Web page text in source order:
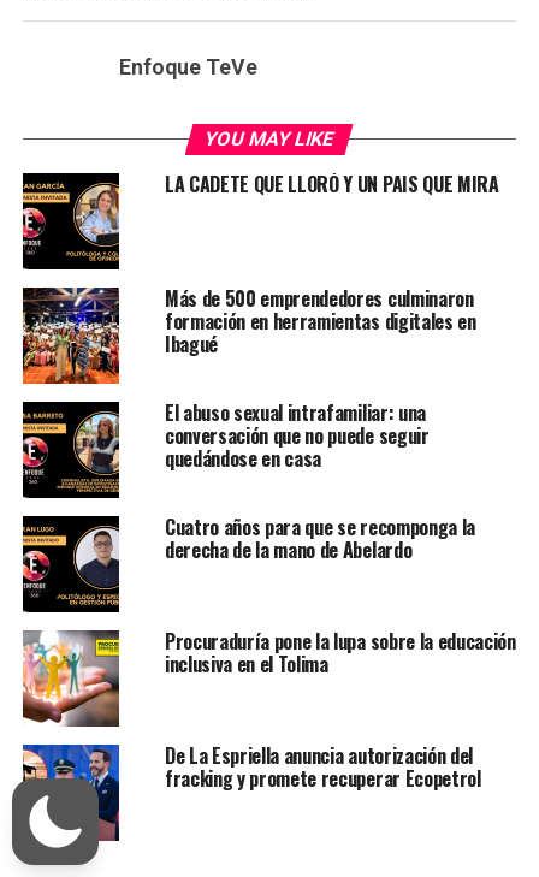
Enfoque TeVe
YOU MAY LIKE
LA CADETE QUE LLORÓ Y UN PAIS QUE MIRA
Más de 500 emprendedores culminaron
formación en herramientas digitales en
Ibagué
El abuso sexual intrafamiliar: una
conversación que no puede seguir
quedándose en casa
Cuatro años para que se recomponga la
derecha de la mano de Abelardo
Procuraduría pone la lupa sobre la educación
inclusiva en el Tolima
De La Espriella anuncia autorización del
fracking y promete recuperar Ecopetrol